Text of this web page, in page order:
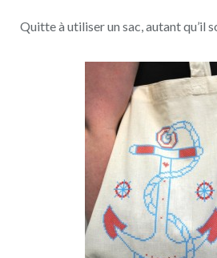
Quitte à utiliser un sac, autant qu’il